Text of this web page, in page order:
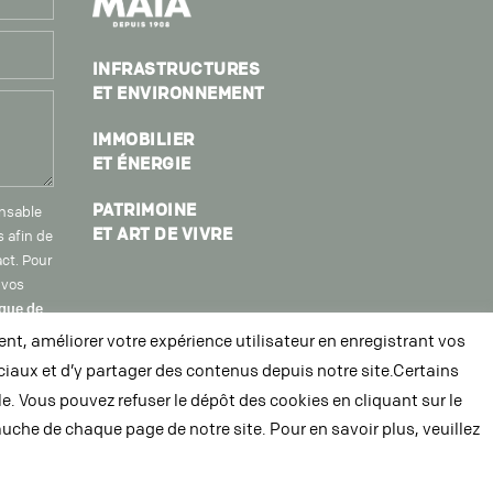
afin de
Pour
de
INFRASTRUCTURES
ET ENVIRONNEMENT
IMMOBILIER
ET ÉNERGIE
PATRIMOINE
ET ART DE VIVRE
améliorer votre expérience utilisateur en enregistrant vos
et d’y partager des contenus depuis notre site.Certains
pouvez refuser le dépôt des cookies en cliquant sur le
de chaque page de notre site. Pour en savoir plus, veuillez